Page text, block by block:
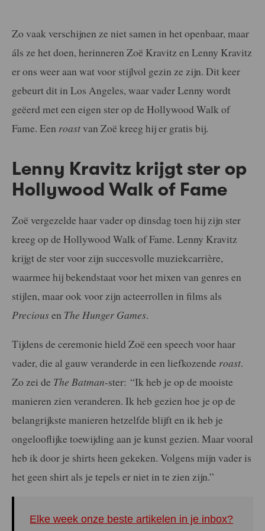
Zo vaak verschijnen ze niet samen in het openbaar, maar
áls ze het doen, herinneren Zoë Kravitz en Lenny Kravitz
er ons weer aan wat voor stijlvol gezin ze zijn. Dit keer
gebeurt dit in Los Angeles, waar vader Lenny wordt
geëerd met een eigen ster op de Hollywood Walk of
Fame. Een roastvan Zoë kreeg hij er gratis bij.
Lenny Kravitz krijgt ster op
Hollywood Walk of Fame
Zoë vergezelde haar vader op dinsdag toen hij zijn ster
kreeg op de Hollywood Walk of Fame. Lenny Kravitz
krijgt de ster voor zijn succesvolle muziekcarrière,
waarmee hij bekendstaat voor het mixen van genres en
stijlen, maar ook voor zijn acteerrollen in films als
Preciousen The Hunger Games.
Tijdens de ceremonie hield Zoë een speech voor haar
vader, die al gauw veranderde in een liefkozende roast.
Zo zei de The Batman-ster: “Ik heb je op de mooiste
manieren zien veranderen. Ik heb gezien hoe je op de
belangrijkste manieren hetzelfde blijft en ik heb je
ongelooflijke toewijding aan je kunst gezien. Maar vooral
heb ik door je shirts heen gekeken. Volgens mijn vader is
het geen shirt als je tepels er niet in te zien zijn.”
Elke week onze beste artikelen in je inbox?